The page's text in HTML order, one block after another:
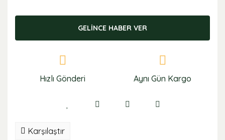
GELİNCE HABER VER
Hızlı Gönderi Aynı Gün Kargo
Karşılaştır